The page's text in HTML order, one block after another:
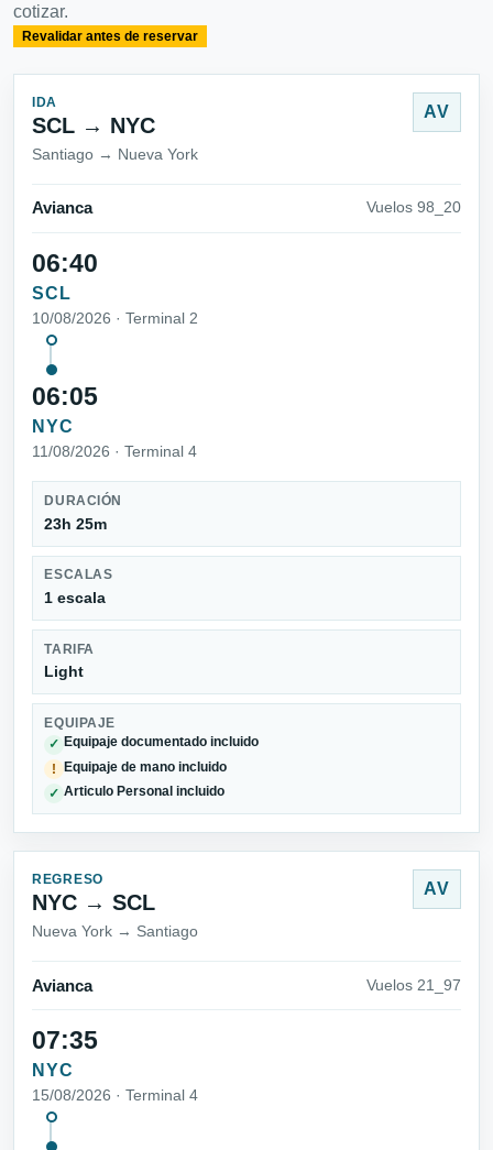
cotizar.
Revalidar antes de reservar
IDA
SCL → NYC
Santiago → Nueva York
AV
Avianca Vuelos 98_20
06:40
SCL
10/08/2026 · Terminal 2
06:05
NYC
11/08/2026 · Terminal 4
DURACIÓN
23h 25m
ESCALAS
1 escala
TARIFA
Light
EQUIPAJE
✓ Equipaje documentado incluido
! Equipaje de mano incluido
✓ Articulo Personal incluido
REGRESO
NYC → SCL
Nueva York → Santiago
AV
Avianca Vuelos 21_97
07:35
NYC
15/08/2026 · Terminal 4